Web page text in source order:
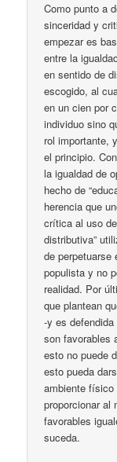
Como punto a
sinceridad y
empezar es
entre la
en sentido de
escogido, al
en un cien por
individuo sino
rol importante,
el principio.
la igualdad de
hecho de
herencia que
crítica al uso
distributiva”
de perpetuarse
populista y no
realidad. Por
que plantean
-y es
son favorables
esto no puede
esto pueda
ambiente
proporcionar al
favorables
suceda.